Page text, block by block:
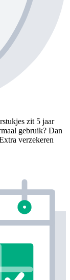
zit 5 jaar
gebruik? Dan
verzekeren